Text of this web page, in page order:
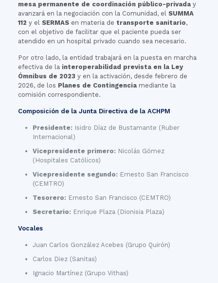
mesa permanente de coordinación público-privaday
avanzará en la negociación con la Comunidad, el SUMMA
112 y el SERMASen materia de transporte sanitario,
con el objetivo de facilitar que el paciente pueda ser
atendido en un hospital privado cuando sea necesario.
Por otro lado, la entidad trabajará en la puesta en marcha
efectiva de la interoperabilidad prevista en la Ley
Ómnibus de 2023y en la activación, desde febrero de
2026, de los Planes de Contingenciamediante la
comisión correspondiente.
Composición de la Junta Directiva de la ACHPM
Presidente: Isidro Díaz de Bustamante (Ruber
Internacional)
Vicepresidente primero: Nicolás Gómez
(Hospitales Católicos)
Vicepresidente segundo: Ernesto San Francisco
(CEMTRO)
Tesorero: Ernesto San Francisco (CEMTRO)
Secretario: Enrique Plaza (Dionisia Plaza)
Vocales
Juan Carlos González Acebes (Grupo Quirón)
Carlos Diez (Sanitas)
Ignacio Martínez (Grupo Vithas)